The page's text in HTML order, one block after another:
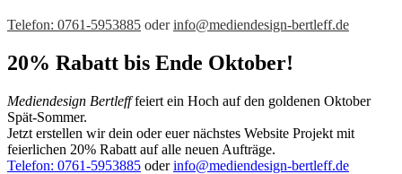
Telefon: 0761-5953885 oderinfo@mediendesign-bertleff.de
20% Rabatt bis Ende Oktober!
Mediendesign Bertlefffeiert ein Hoch auf den goldenen Oktober
Spät-Sommer.
Jetzt erstellen wir dein oder euer nächstes Website Projekt mit
feierlichen 20% Rabatt auf alle neuen Aufträge.
Telefon: 0761-5953885 oderinfo@mediendesign-bertleff.de